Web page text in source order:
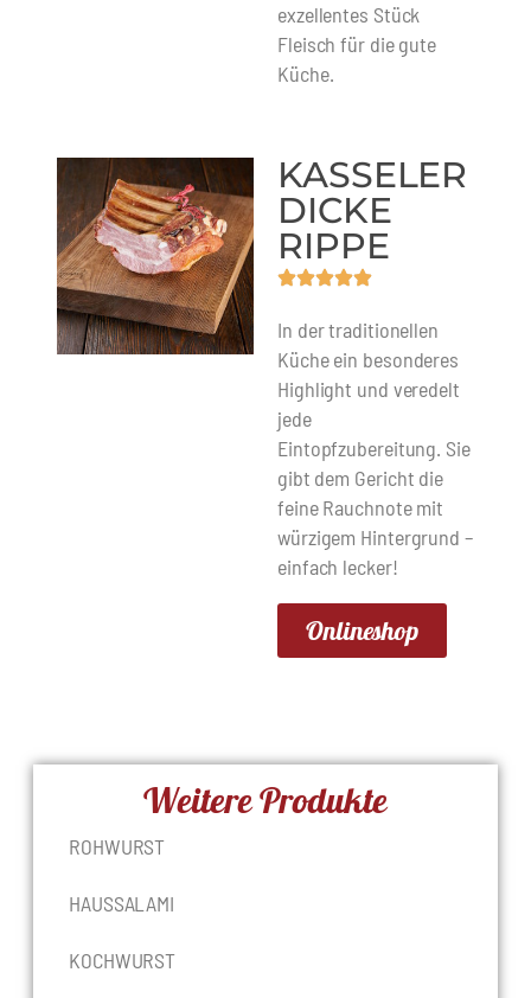
exzellentes Stück
Fleisch für die gute
Küche.
KASSELER
DICKE
RIPPE
In der traditionellen
Küche ein besonderes
Highlight und veredelt
jede
Eintopfzubereitung. Sie
gibt dem Gericht die
feine Rauchnote mit
würzigem Hintergrund –
einfach lecker!
Onlineshop
Weitere Produkte
ROHWURST
HAUSSALAMI
KOCHWURST